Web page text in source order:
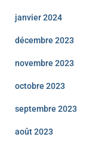
janvier 2024
décembre 2023
novembre 2023
octobre 2023
septembre 2023
août 2023